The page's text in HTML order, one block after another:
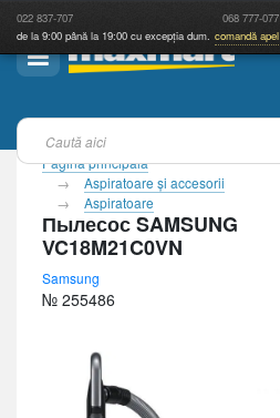
022 837-707 068 777-077
de la 9:00 până la 19:00 cu excepția dum. comandă apel
Pagina principală
Aspiratoare şi accesorii
Aspiratoare
Пылесос SAMSUNG
VC18M21C0VN
Samsung
№ 255486